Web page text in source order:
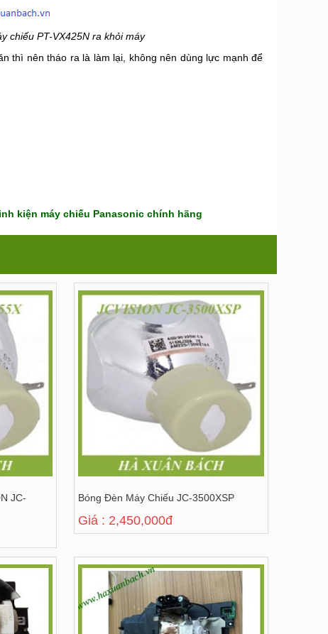
chiếu PT-VX425N ra khỏi máy
thì nên tháo ra là làm lại, không nên dùng lực mạnh để
kiện máy chiếu Panasonic chính hãng
JC-
Bóng Đèn Máy Chiếu JC-3500XSP
Giá : 2,450,000đ